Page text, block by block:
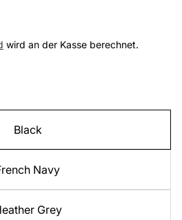
wird an der Kasse berechnet.
Black
Navy
Grey